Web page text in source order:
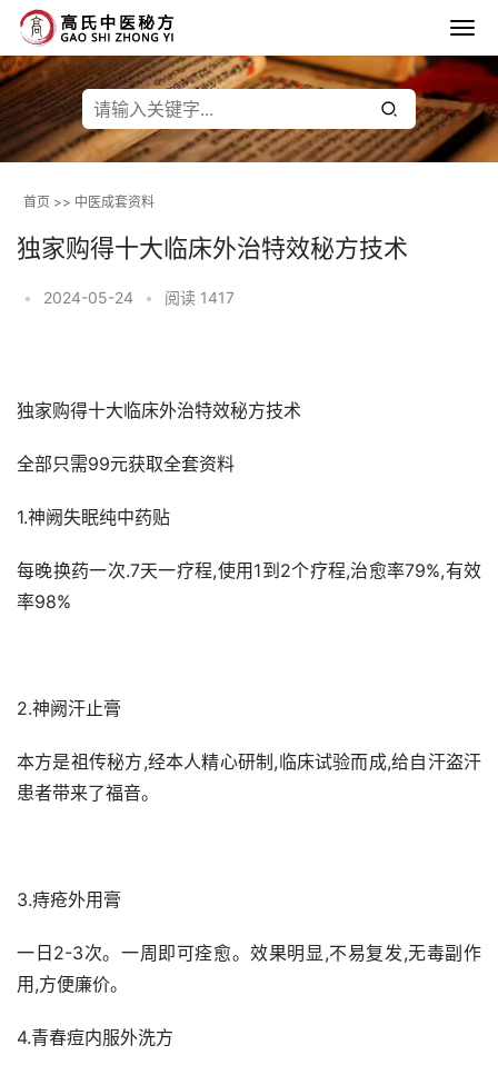
首页 >> 中医成套资料
独家购得十大临床外治特效秘方技术
• 2024-05-24 • 阅读 1417
独家购得十大临床外治特效秘方技术
全部只需99元获取全套资料
1.神阙失眠纯中药贴
每晚换药一次.7天一疗程,使用1到2个疗程,治愈率79%,有效
率98%
2.神阙汗止膏
本方是祖传秘方,经本人精心研制,临床试验而成,给自汗盗汗
患者带来了福音。
3.痔疮外用膏
一日2-3次。一周即可痊愈。效果明显,不易复发,无毒副作
用,方便廉价。
4.青春痘内服外洗方